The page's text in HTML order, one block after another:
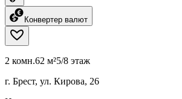
Конвертер валют
2 комн.62 м²5/8 этаж
г. Брест, ул. Кирова, 26